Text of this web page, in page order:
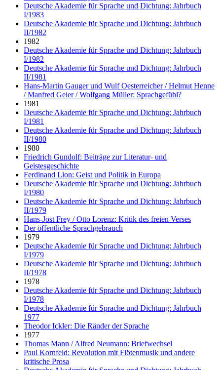
Deutsche Akademie für Sprache und Dichtung: Jahrbuch
I/1983
Deutsche Akademie für Sprache und Dichtung: Jahrbuch
II/1982
1982
Deutsche Akademie für Sprache und Dichtung: Jahrbuch
I/1982
Deutsche Akademie für Sprache und Dichtung: Jahrbuch
II/1981
Hans-Martin Gauger und Wulf Oesterreicher / Helmut Henne
/ Manfred Geier / Wolfgang Müller: Sprachgefühl?
1981
Deutsche Akademie für Sprache und Dichtung: Jahrbuch
I/1981
Deutsche Akademie für Sprache und Dichtung: Jahrbuch
II/1980
1980
Friedrich Gundolf: Beiträge zur Literatur- und
Geistesgeschichte
Ferdinand Lion: Geist und Politik in Europa
Deutsche Akademie für Sprache und Dichtung: Jahrbuch
I/1980
Deutsche Akademie für Sprache und Dichtung: Jahrbuch
II/1979
Hans-Jost Frey / Otto Lorenz: Kritik des freien Verses
Der öffentliche Sprachgebrauch
1979
Deutsche Akademie für Sprache und Dichtung: Jahrbuch
I/1979
Deutsche Akademie für Sprache und Dichtung: Jahrbuch
II/1978
1978
Deutsche Akademie für Sprache und Dichtung: Jahrbuch
I/1978
Deutsche Akademie für Sprache und Dichtung: Jahrbuch
1977
Theodor Ickler: Die Ränder der Sprache
1977
Thomas Mann / Alfred Neumann: Briefwechsel
Paul Kornfeld: Revolution mit Flötenmusik und andere
kritische Prosa